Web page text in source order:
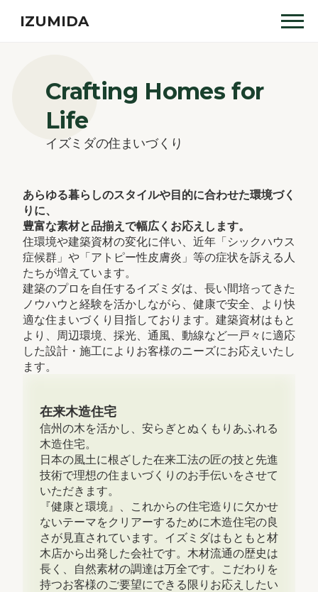
IZUMIDA
Crafting Homes for
Life
イズミダの住まいづくり
あらゆる暮らしのスタイルや目的に合わせた環境づく
りに、
豊富な素材と品揃えで幅広くお応えします。
住環境や建築資材の変化に伴い、近年「シックハウス
症候群」や「アトピー性皮膚炎」等の症状を訴える人
たちが増えています。
建築のプロを自任するイズミダは、長い間培ってきた
ノウハウと経験を活かしながら、健康で安全、より快
適な住まいづくり目指しております。建築資材はもと
より、周辺環境、採光、通風、動線など一戸々に適応
した設計・施工によりお客様のニーズにお応えいたし
ます。
在来木造住宅
信州の木を活かし、安らぎとぬくもりあふれる
木造住宅。
日本の風土に根ざした在来工法の匠の技と先進
技術で理想の住まいづくりのお手伝いをさせて
いただきます。
『健康と環境』、これからの住宅造りに欠かせ
ないテーマをクリアーするために木造住宅の良
さが見直されています。イズミダはもともと材
木店から出発した会社です。木材流通の歴史は
長く、自然素材の調達は万全です。こだわりを
持つお客様のご要望にできる限りお応えしたい